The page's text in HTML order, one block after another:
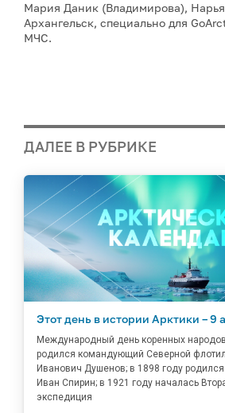
Мария Даник (Владимирова),
Архангельск, специально для
МЧС.
ДАЛЕЕ В РУБРИКЕ
Этот день в истории Арктики – 9
Международный день коренных
родился командующий Северной
Иванович Душенов; в 1898 году
Иван Спирин; в 1921 году началась
экспедиция